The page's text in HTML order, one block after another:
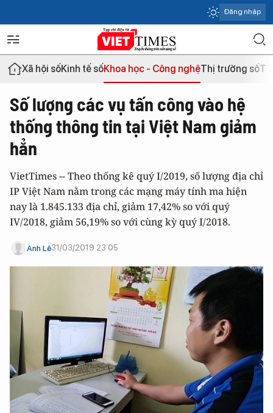
Đăng nhập
Xã hội sốKinh tế sốKhoa học - Công nghệThị trường số
Số lượng các vụ tấn công vào hệ
thống thông tin tại Việt Nam giảm
hẳn
VietTimes -- Theo thống kê quý I/2019, số lượng địa chỉ
IP Việt Nam nằm trong các mạng máy tính ma hiện
nay là 1.845.133 địa chỉ, giảm 17,42% so với quý
IV/2018, giảm 56,19% so với cùng kỳ quý I/2018.
Anh Lê31/03/2019 23:05